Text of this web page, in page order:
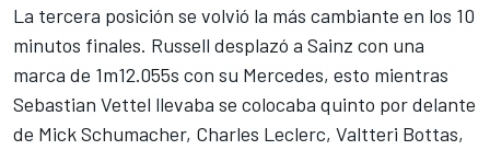
La tercera posición se volvió la más cambiante en los 10
minutos finales. Russell desplazó a Sainz con una
marca de 1m12.055s con su Mercedes, esto mientras
Sebastian Vettel llevaba se colocaba quinto por delante
de Mick Schumacher, Charles Leclerc, Valtteri Bottas,